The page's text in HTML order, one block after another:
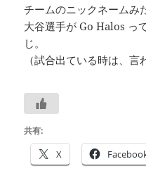
チームのニックネームみ
大谷選手が Go Halos っ
じ。
（試合出ている時は、言
共有:
X